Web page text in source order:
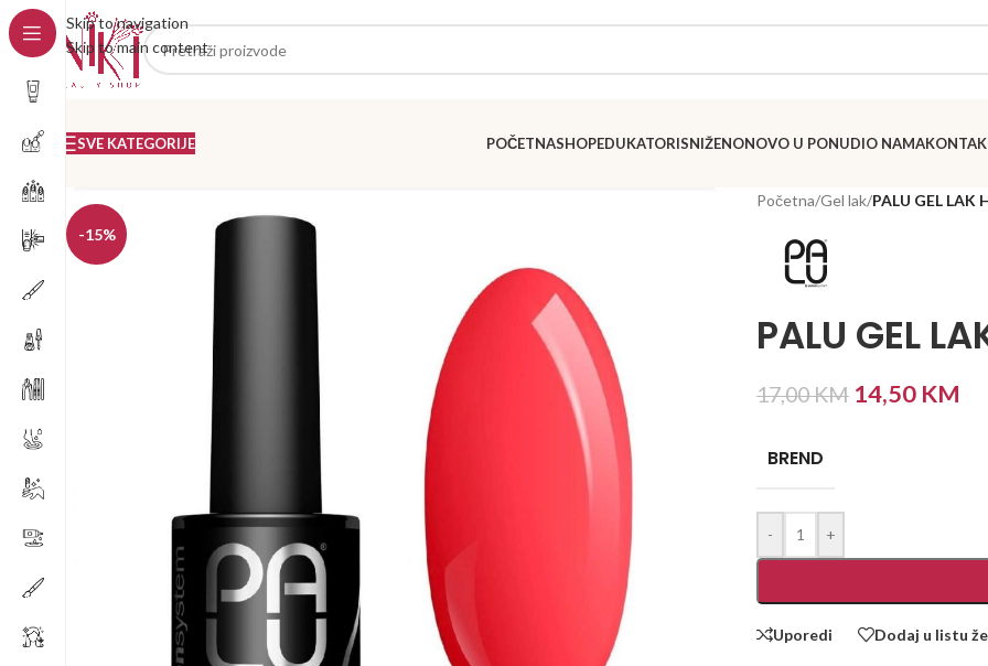
Skip to navigation
Skip to main content
SVE KATEGORIJE POČETNASHOPEDUKATORISNIŽENONOVO U PONUDIO NAMA
-15%
Početna/Gel lak/PALU GEL LAK
PALU GEL
17,00KM 14,50 KM
BREND
- +
Uporedi Dodaj u listu